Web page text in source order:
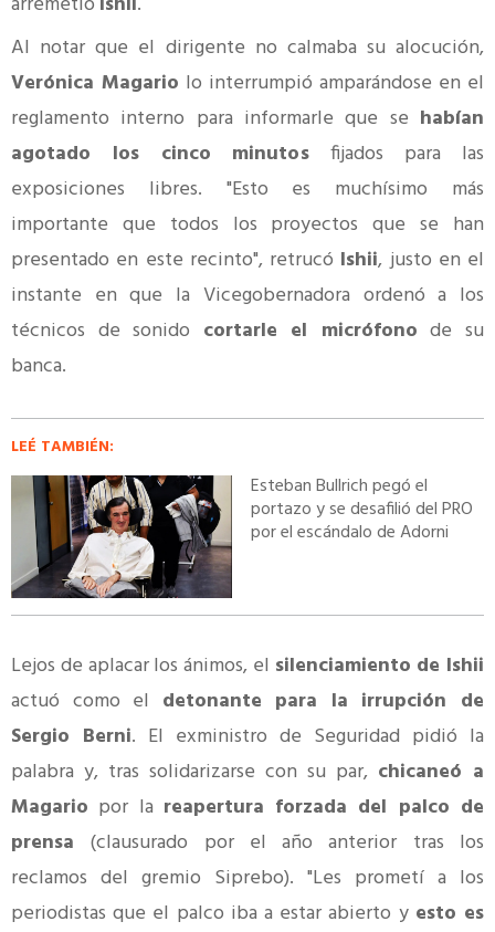
Al notar que el dirigente no calmaba su alocución,
Verónica Magario lo interrumpió amparándose en el
reglamento interno para informarle que se habían
agotado los cinco minutosfijados para las
exposiciones libres. "Esto es muchísimo más
importante que todos los proyectos que se han
presentado en este recinto", retrucó Ishii, justo en el
instante en que la Vicegobernadora ordenó a los
técnicos de sonido cortarle el micrófono de su
banca.
LEÉ TAMBIÉN:
Esteban Bullrich pegó el
portazo y se desafilió del PRO
por el escándalo de Adorni
Lejos de aplacar los ánimos, el silenciamiento de Ishii
actuó como el detonante para la irrupción de
Sergio Berni. El exministro de Seguridad pidió la
palabra y, tras solidarizarse con su par, chicaneó a
Magario por la reapertura forzada del palco de
prensa (clausurado por el año anterior tras los
reclamos del gremio Siprebo). "Les prometí a los
periodistas que el palco iba a estar abierto y esto es